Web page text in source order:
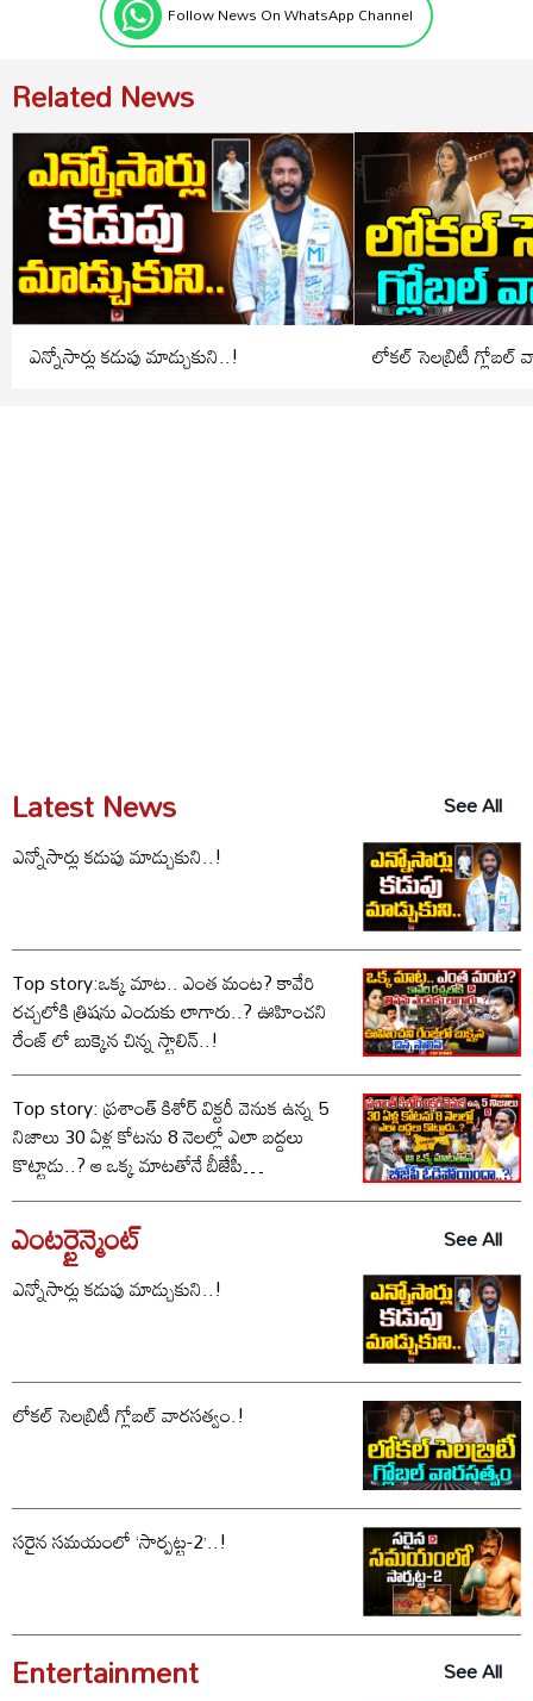
Follow News On WhatsApp Channel
Related News
ఎన్నోసార్లు కడుపు మాడ్చుకుని..! లోకల్ సెలబ్రిటీ గ్లోబల్
Latest News
See All
ఎన్నోసార్లు కడుపు మాడ్చుకుని..!
Top story:ఒక్క మాట.. ఎంత మంట? కావేరి
రచ్చలోకి త్రిషను ఎందుకు లాగారు..? ఊహించని
రేంజ్ లో బుక్కైన చిన్న స్టాలిన్..!
Top story: ప్రశాంత్ కిశోర్ విక్టరీ వెనుక ఉన్న 5
నిజాలు 30 ఏళ్ల కోటను 8 నెలల్లో ఎలా బద్దలు
కొట్టాడు..? ఆ ఒక్క మాటతోనే బీజేపీ
ఓడిపోయిందా..?
ఎంటర్టైన్మెంట్
See All
ఎన్నోసార్లు కడుపు మాడ్చుకుని..!
లోకల్ సెలబ్రిటీ గ్లోబల్ వారసత్వం.!
సరైన సమయంలో ‘సార్పట్ట-2’..!
Entertainment
See All